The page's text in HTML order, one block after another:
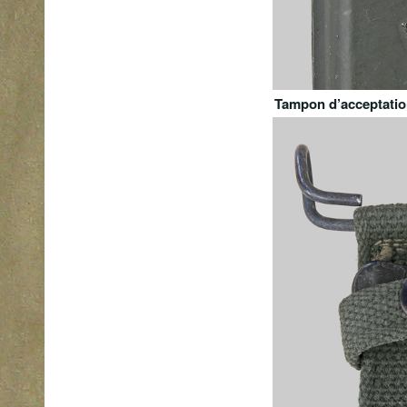
Tampon